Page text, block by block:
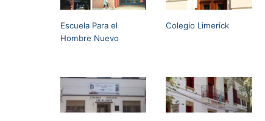
Escuela Para el
Hombre Nuevo
Colegio Limerick